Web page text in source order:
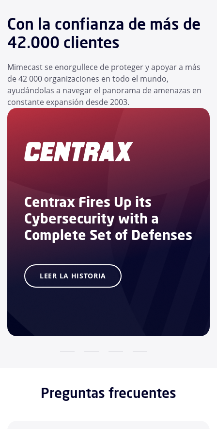
Con la confianza de más de
42.000 clientes
Mimecast se enorgullece de proteger y apoyar a más
de 42 000 organizaciones en todo el mundo,
ayudándolas a navegar el panorama de amenazas en
constante expansión desde 2003.
Centrax Fires Up its
Cybersecurity with a
Complete Set of Defenses
LEER LA HISTORIA
Preguntas frecuentes